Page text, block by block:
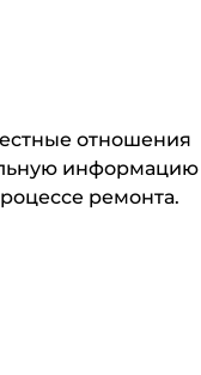
отношения
информацию
ремонта.